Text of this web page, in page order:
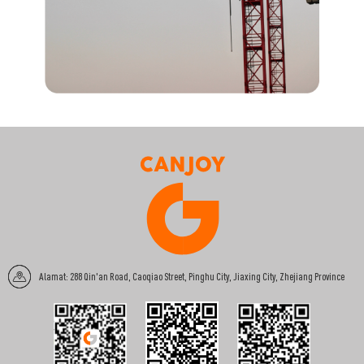
Alamat: 288 Qin'an Road, Caoqiao Street, Pinghu City, Jiaxing City, Zhejiang Province